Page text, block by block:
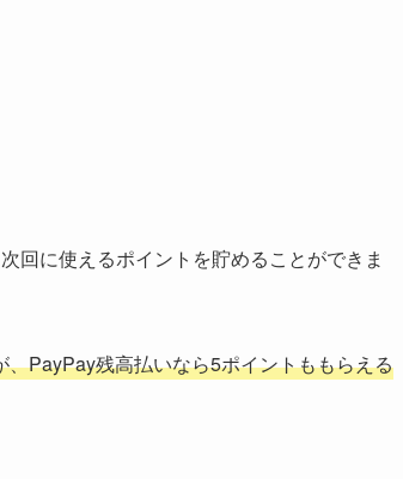
回に使えるポイントを貯めることができま
PayPay残高払いなら5ポイントももらえる